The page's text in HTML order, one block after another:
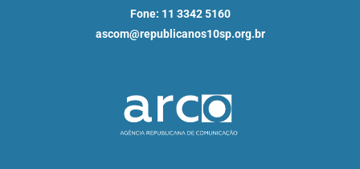
Fone: 11 3342 5160
ascom@republicanos10sp.org.br